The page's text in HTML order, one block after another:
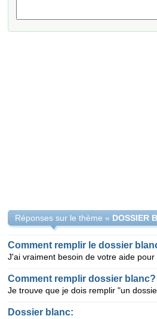
Réponses sur le thème «
Comment remplir le dossier
Comment remplir dossier blanc?
Dossier blanc: